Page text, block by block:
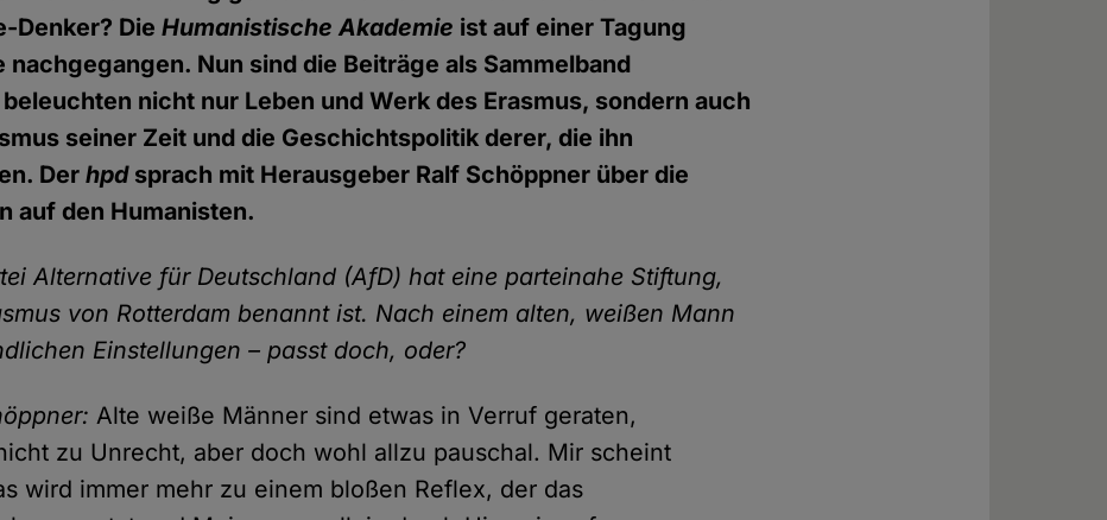
Denker? DieHumanistische Akademie ist auf einer Tagung
nachgegangen. Nun sind die Beiträge als Sammelband
nicht nur Leben und Werk des Erasmus, sondern auch
seiner Zeit und die Geschichtspolitik derer, die ihn
Derhpdsprach mit Herausgeber Ralf Schöppner über die
auf den Humanisten.
Alternative für Deutschland (AfD) hat eine parteinahe Stiftung,
von Rotterdam benannt ist. Nach einem alten, weißen Mann
Einstellungen – passt doch, oder?
Alte weiße Männer sind etwas in Verruf geraten,
zu Unrecht, aber doch wohl allzu pauschal. Mir scheint
wird immer mehr zu einem bloßen Reflex, der das